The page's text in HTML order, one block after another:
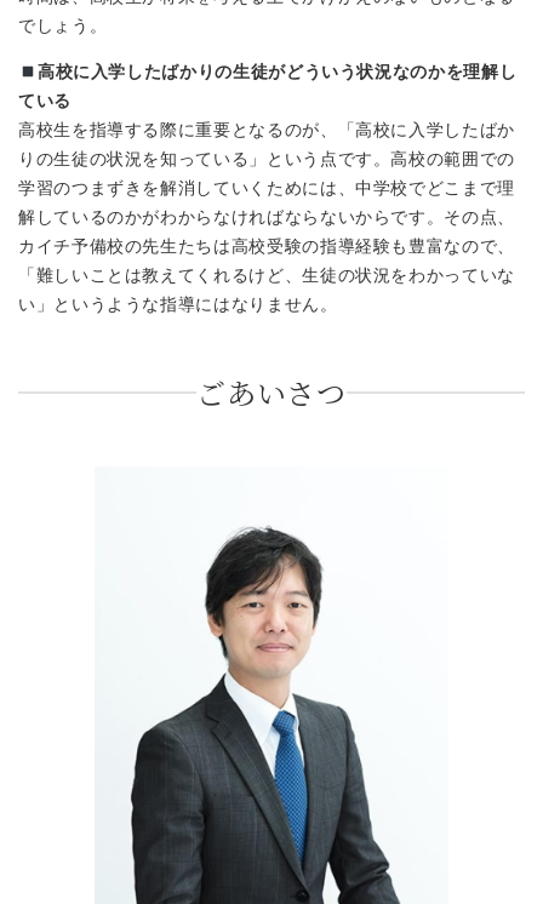
でしょう。
高校に入学したばかりの生徒がどういう状況なのかを理解し
ている
高校生を指導する際に重要となるのが、「高校に入学したばか
りの生徒の状況を知っている」という点です。高校の範囲での
学習のつまずきを解消していくためには、中学校でどこまで理
解しているのかがわからなければならないからです。その点、
カイチ予備校の先生たちは高校受験の指導経験も豊富なので、
「難しいことは教えてくれるけど、生徒の状況をわかっていな
い」というような指導にはなりません。
ごあいさつ